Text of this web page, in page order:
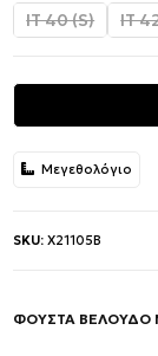
was:
IT 40 (S) IT
Μεγεθολόγιο
SKU:X21105B
ΦΟΥΣΤΑ ΒΕΛΟΥΔΟ